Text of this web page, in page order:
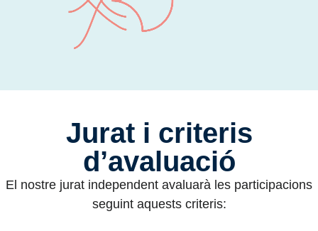
Jurat i criteris
d’avaluació
El nostre jurat independent avaluarà les participacions
seguint aquests criteris: